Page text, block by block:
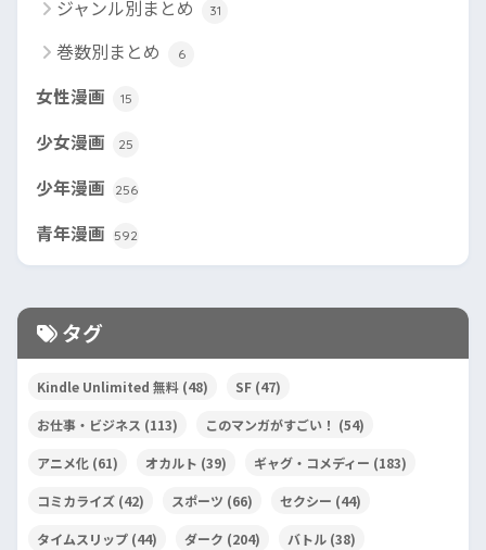
ジャンル別まとめ 31
巻数別まとめ 6
女性漫画 15
少女漫画 25
少年漫画 256
青年漫画 592
タグ
Kindle Unlimited 無料 (48) SF (47)
お仕事・ビジネス (113) このマンガがすごい！ (54)
アニメ化 (61) オカルト (39) ギャグ・コメディー (183)
コミカライズ (42) スポーツ (66) セクシー (44)
タイムスリップ (44) ダーク (204) バトル (38)